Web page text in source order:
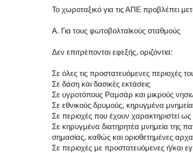
Το χωροταξικό για τις ΑΠΕ προβλέπει
Α. Για τους φωτοβολταϊκούς σταθμούς
Δεν επιτρέπονται εφεξής, οριζόντια:
Σε όλες τις προστατευόμενες περιοχές
Σε δάση και δασικές εκτάσεις
Σε υγροτόπους Ραμσάρ και μικρούς
Σε εθνικούς δρυμούς, κηρυγμένα
Σε περιοχές που έχουν χαρακτηριστεί
Σε κηρυγμένα διατηρητέα μνημεία της
σημασίας, καθώς και οριοθετημένες
Σε περιοχές με προστατευόμενες ή/και